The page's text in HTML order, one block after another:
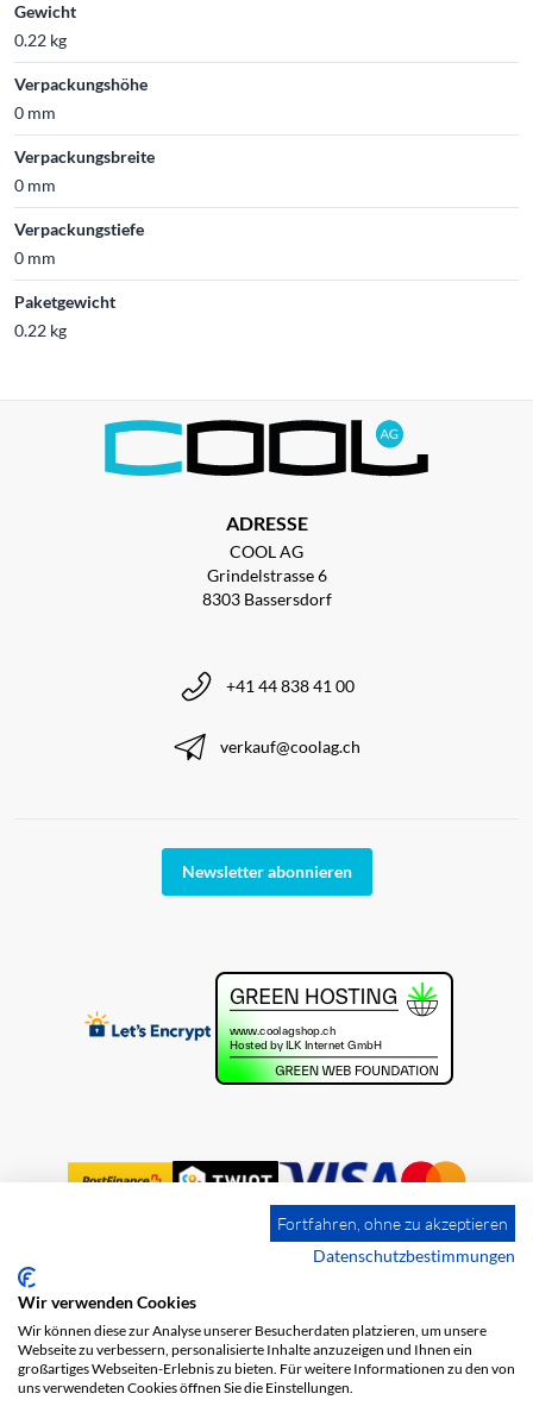
Gewicht
0.22 kg
Verpackungshöhe
0 mm
Verpackungsbreite
0 mm
Verpackungstiefe
0 mm
Paketgewicht
0.22 kg
ADRESSE
COOL AG
Grindelstrasse 6
8303 Bassersdorf
+41 44 838 41 00
verkauf@coolag.ch
Newsletter abonnieren
Impressum
Datenschutz
Fortfahren, ohne zu akzeptieren
Datenschutzbestimmungen
Wir verwenden Cookies
Wir können diese zur Analyse unserer Besucherdaten platzieren, um unsere
Webseite zu verbessern, personalisierte Inhalte anzuzeigen und Ihnen ein
großartiges Webseiten-Erlebnis zu bieten. Für weitere Informationen zu den von
uns verwendeten Cookies öffnen Sie die Einstellungen.